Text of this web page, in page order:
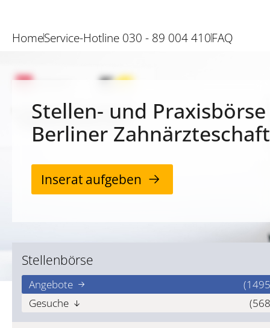
HomeService-Hotline 030 - 89 004 410FAQ
Stellen- und
Berliner Zahnärzteschaft
Inserat aufgeben
Stellenbörse
Angebote
Gesuche